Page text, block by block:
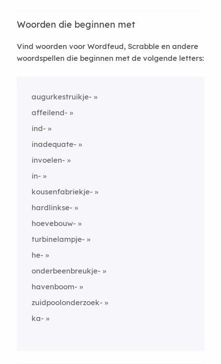
Woorden die beginnen met
Vind woorden voor Wordfeud, Scrabble en andere
woordspellen die beginnen met de volgende letters:
augurkestruikje-
affeilend-
ind-
inadequate-
invoelen-
in-
kousenfabriekje-
hardlinkse-
hoevebouw-
turbinelampje-
he-
onderbeenbreukje-
havenboom-
zuidpoolonderzoek-
ka-